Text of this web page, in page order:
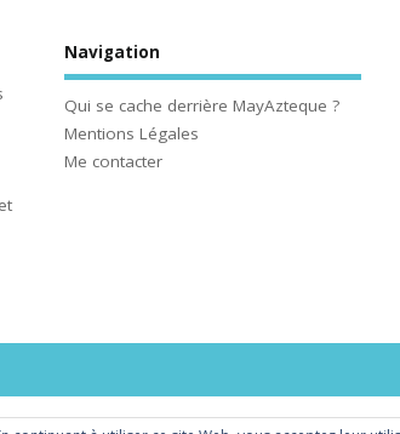
Navigation
Qui se cache derrière MayAzteque ?
Mentions Légales
Me contacter